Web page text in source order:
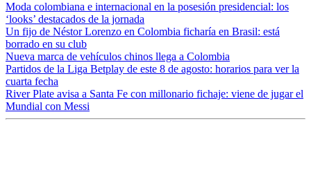
Moda colombiana e internacional en la posesión presidencial: los
‘looks’ destacados de la jornada
Un fijo de Néstor Lorenzo en Colombia ficharía en Brasil: está
borrado en su club
Nueva marca de vehículos chinos llega a Colombia
Partidos de la Liga Betplay de este 8 de agosto: horarios para ver la
cuarta fecha
River Plate avisa a Santa Fe con millonario fichaje: viene de jugar el
Mundial con Messi